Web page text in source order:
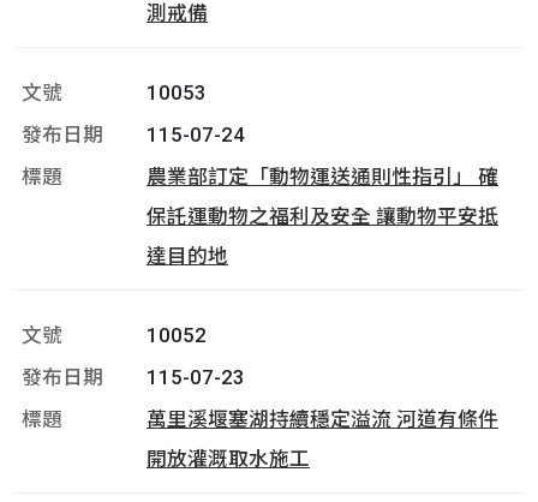
測戒備
10053
115-07-24
農業部訂定「動物運送通則性指引」 確
保託運動物之福利及安全 讓動物平安抵
達目的地
10052
115-07-23
萬里溪堰塞湖持續穩定溢流 河道有條件
開放灌溉取水施工